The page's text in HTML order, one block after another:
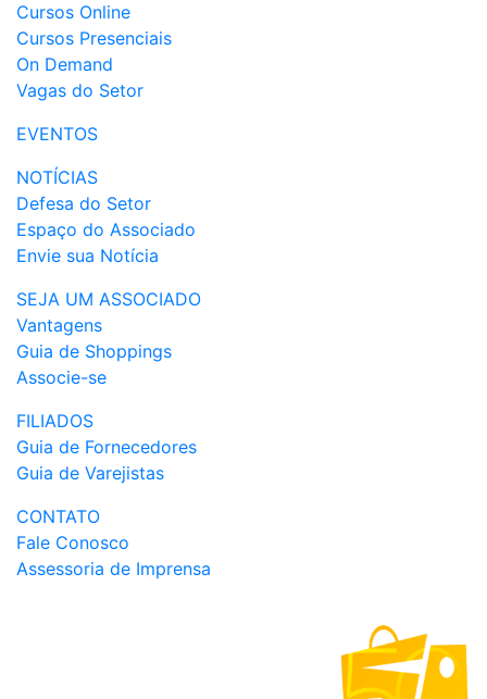
Cursos Online
Cursos Presenciais
On Demand
Vagas do Setor
EVENTOS
NOTÍCIAS
Defesa do Setor
Espaço do Associado
Envie sua Notícia
SEJA UM ASSOCIADO
Vantagens
Guia de Shoppings
Associe-se
FILIADOS
Guia de Fornecedores
Guia de Varejistas
CONTATO
Fale Conosco
Assessoria de Imprensa